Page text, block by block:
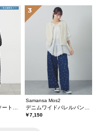
3
Samansa Mos2
￥7,150